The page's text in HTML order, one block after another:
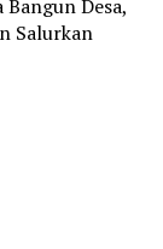
Desa,
Salurkan